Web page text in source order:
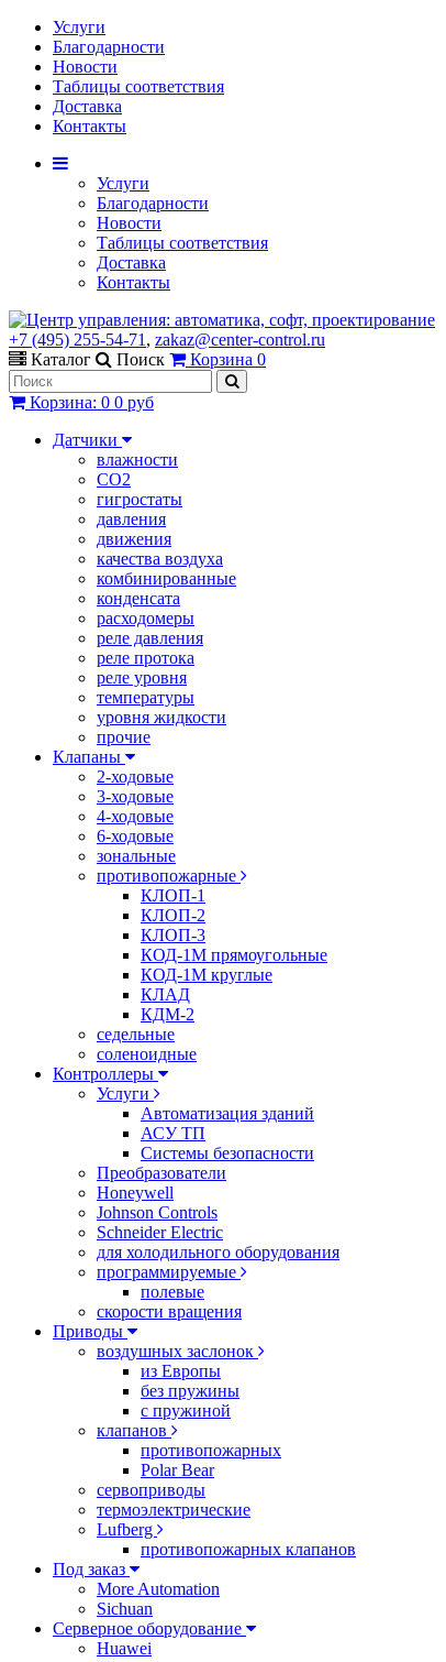
Услуги
Благодарности
Новости
Таблицы соответствия
Доставка
Контакты
Услуги
Благодарности
Новости
Таблицы соответствия
Доставка
Контакты
+7 (495) 255-54-71 , zakaz@center-control.ru
Каталог
Поиск Корзина 0
Корзина: 0 0 руб
Датчики
влажности
CO2
гигростаты
давления
движения
качества воздуха
комбинированные
конденсата
расходомеры
реле давления
реле протока
реле уровня
температуры
уровня жидкости
прочие
Клапаны
2-ходовые
3-ходовые
4-ходовые
6-ходовые
зональные
противопожарные
КЛОП-1
КЛОП-2
КЛОП-3
КОД-1М прямоугольные
КОД-1М круглые
КЛАД
КДМ-2
седельные
соленоидные
Контроллеры
Услуги
Автоматизация зданий
АСУ ТП
Системы безопасности
Преобразователи
Honeywell
Johnson Controls
Schneider Electric
для холодильного оборудования
программируемые
полевые
скорости вращения
Приводы
воздушных заслонок
из Европы
без пружины
с пружиной
клапанов
противопожарных
Polar Bear
сервоприводы
термоэлектрические
Lufberg
противопожарных клапанов
Под заказ
More Automation
Sichuan
Серверное оборудование
Huawei